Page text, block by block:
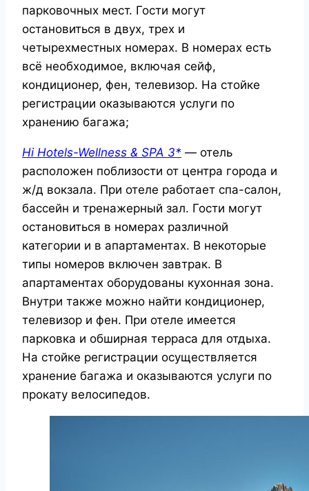
парковочных мест. Гости могут
остановиться в двух, трех и
четырехместных номерах. В номерах есть
всё необходимое, включая сейф,
кондиционер, фен, телевизор. На стойке
регистрации оказываются услуги по
хранению багажа;
Hi Hotels-Wellness & SPA 3* — отель
расположен поблизости от центра города и
ж/д вокзала. При отеле работает спа-салон,
бассейн и тренажерный зал. Гости могут
остановиться в номерах различной
категории и в апартаментах. В некоторые
типы номеров включен завтрак. В
апартаментах оборудованы кухонная зона.
Внутри также можно найти кондиционер,
телевизор и фен. При отеле имеется
парковка и обширная терраса для отдыха.
На стойке регистрации осуществляется
хранение багажа и оказываются услуги по
прокату велосипедов.